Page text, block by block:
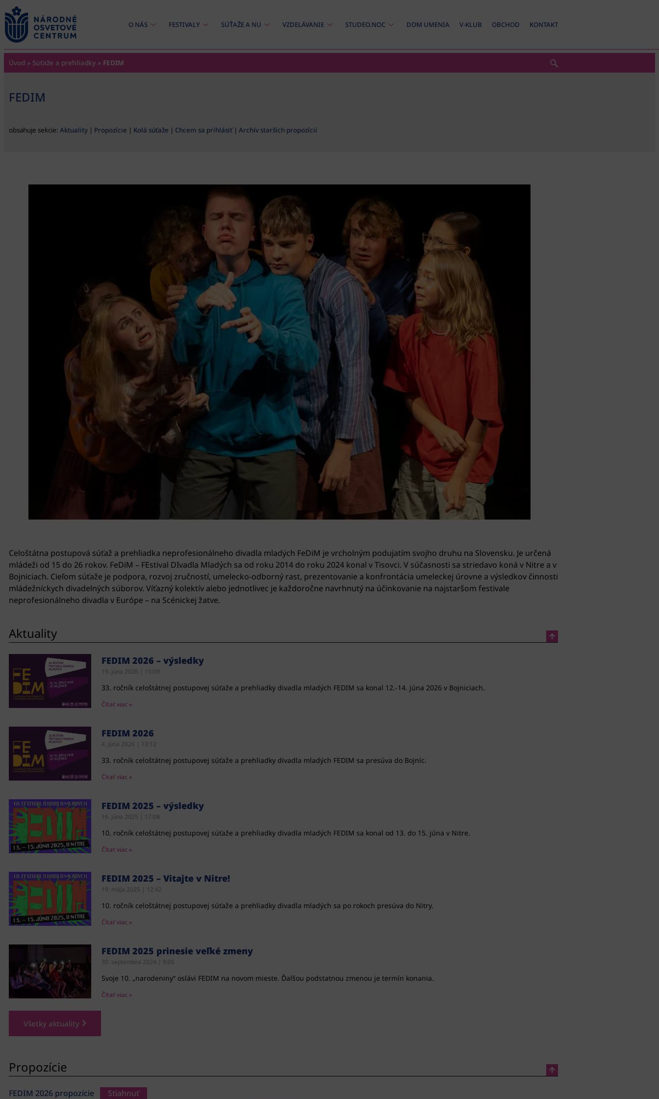
content
O NÁS FESTIVALY SÚŤAŽE A NU VZDELÁVANIE STUDEO.NOC DOM UMENIA V-KLUB OBCHOD KONTAKT
Úvod » Súťaže a prehliadky » FEDIM
FEDIM
obsahuje sekcie: Aktuality | Propozície | Kolá súťaže | Chcem sa prihlásiť| Archív starších propozícií
Celoštátna postupová súťaž a prehliadka neprofesionálneho divadla mladých FeDiM je vrcholným podujatím svojho druhu na Slovensku. Je určená
mládeži od 15 do 26 rokov. FeDiM – FEstival DIvadla Mladých sa od roku 2014 do roku 2024 konal v Tisovci. V súčasnosti sa striedavo koná v Nitre a v
Bojniciach. Cieľom súťaže je podpora, rozvoj zručností, umelecko-odborný rast, prezentovanie a konfrontácia umeleckej úrovne a výsledkov činnosti
mládežníckych divadelných súborov. Víťazný kolektív alebo jednotlivec je každoročne navrhnutý na účinkovanie na najstaršom festivale
neprofesionálneho divadla v Európe – na Scénickej žatve.
Aktuality
FEDIM 2026 – výsledky
19. júna 2026 15:09
33. ročník celoštátnej postupovej súťaže a prehliadky divadla mladých FEDIM sa konal 12.-14. júna 2026 v Bojniciach.
Čítať viac »
FEDIM 2026
4. júna 2026 13:12
33. ročník celoštátnej postupovej súťaže a prehliadky divadla mladých FEDIM sa presúva do Bojníc.
Čítať viac »
FEDIM 2025 – výsledky
16. júna 2025 17:08
10. ročník celoštátnej postupovej súťaže a prehliadky divadla mladých FEDIM sa konal od 13. do 15. júna v Nitre.
Čítať viac »
FEDIM 2025 – Vitajte v Nitre!
19. mája 2025 12:42
10. ročník celoštátnej postupovej súťaže a prehliadky divadla mladých sa po rokoch presúva do Nitry.
Čítať viac »
FEDIM 2025 prinesie veľké zmeny
30. septembra 2024 9:05
Svoje 10. „narodeniny“ oslávi FEDIM na novom mieste. Ďalšou podstatnou zmenou je termín konania.
Čítať viac »
Všetky aktuality
Propozície
FEDIM 2026 propozície
Stiahnuť